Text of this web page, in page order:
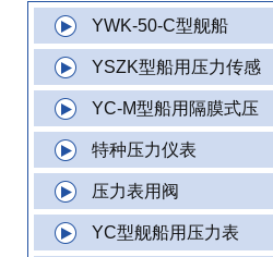
YWK-50-C型舰船
YSZK型船用压力传感
YC-M型船用隔膜式压
特种压力仪表
压力表用阀
YC型舰船用压力表